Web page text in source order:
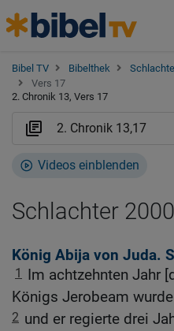
Bibel TV Bibelthek
Vers 17
2. Chronik 13, Vers 17
Videos einblenden
Schlachter
König Abija von Juda.
1
Im achtzehnten Jahr
Königs Jerobeam
2 und er regierte drei